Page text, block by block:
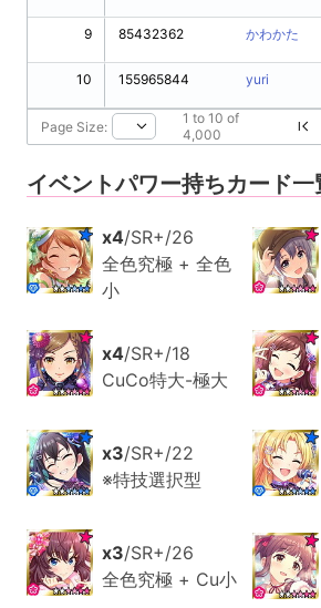
9
10
85432362 かわかた
155965844 yuri
Page Size: 1 to 10 of
4,000
イベントパワー持ちカード一
x4/SR+/26
全色究極 + 全色
小
x4/SR+/18
CuCo特大-極大
x3/SR+/22
※特技選択型
x3/SR+/26
全色究極 + Cu小